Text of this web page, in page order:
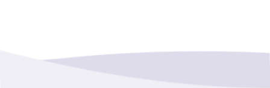
GOBERNACION PROVINCIAL DE TALCA